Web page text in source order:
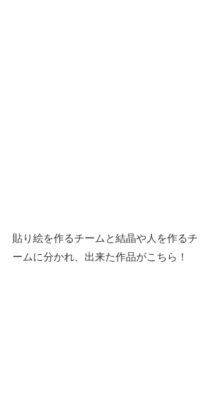
貼り絵を作るチームと結晶や人を作るチ
ームに分かれ、出来た作品がこちら！